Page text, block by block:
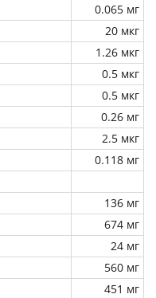
0.065 мг
20 мкг
1.26 мкг
0.5 мкг
0.5 мкг
0.26 мг
2.5 мкг
0.118 мг
136 мг
674 мг
24 мг
560 мг
451 мг